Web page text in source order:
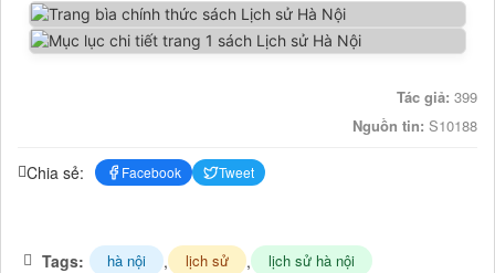
Tác giả: 399
Nguồn tin: S10188
Chia sẻ: Facebook Tweet
Tags: hà nội , lịch sử , lịch sử hà nội